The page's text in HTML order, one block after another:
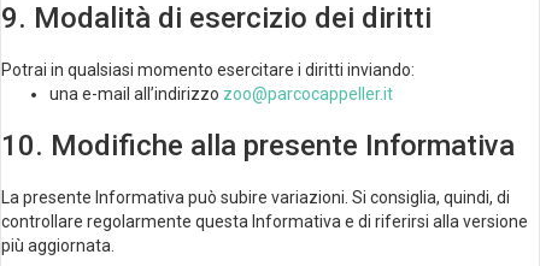
9. Modalità di esercizio dei diritti
Potrai in qualsiasi momento esercitare i diritti inviando:
una e-mail all’indirizzo zoo@parcocappeller.it
10. Modifiche alla presente Informativa
La presente Informativa può subire variazioni. Si consiglia, quindi, di
controllare regolarmente questa Informativa e di riferirsi alla versione
più aggiornata.